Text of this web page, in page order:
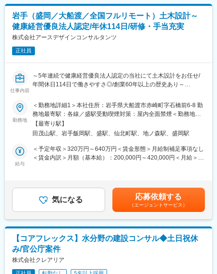
やりがいの大きな仕事になります。
■働き方：
全国出張が多い仕事だからこそきちんと働き方改革を実施し、残
業時間は月平均20H程度に抑えています。現場部門においては、
各現場への事務員常駐と繁忙期の人員補強、交代での休暇取得な
どを行っています。現場部門以外では、書類の簡略化、3Dスキャ
ナー計測の活用、業務の外注化、部門横断業務の平準化などを行
っています。
【全国的に有名な橋梁の完成に欠かせないやりがいのある仕事】
自身が計画や設計から携わり完成まで至った施工物が誰もが知る
ような橋梁になることには大きなやりがいを感じることができま
す。本職の仕事なくしては、横浜ベイブリッジもレインボーブリ
【高い業界シェアを誇る同社の安定した経営基盤】
地位を確固たるものとしています。橋梁業界としても全盛期と比
べると縮小傾向にあるものの、2012年の震災復興需要により大き
く好転しています。
変更の範囲：会社の定める業務
岩手（盛岡／大船渡／全国フルリモート）土木設計～
健康経営優良法人認定/年休114日/研修・手当充実
株式会社アースデザインコンサルタンツ
正社員
仕事内容
～5年連続で健康経営優良法人認定の当社にて土木設計をお任せ/
年間休日114日で働きやすさ◎/創業60年以上の歴史あり～
※本求人は盛岡・大船渡・全国リモートいずれかお選びいただけま
す※
■業務内容：
土木設計担当として、岩手県内の道路・河川・橋梁の設計業務を
行います
・官公庁（国・県・市町村）発注業務に対しての土木設計が主と
■教育体制：技術研修、安全教育研修、社員教育研修受講を受講
し、知見を深めていただきます。また、資格取得支援も行ってい
・残業は15～20時間、年間休日は114日で、仕事とプライベート
の両立が可能です。
・「働き方改革」や「健康経営」を推進しています。
・2018年は、岩手県から「働き方改革モデル企業」に選定され、
1年間講師を招き、働き方改革を実行してきました。2019年から
勤務地
＜勤務地詳細1＞本社住所：岩手県大船渡市赤崎町字石橋前6-8 勤
務地最寄駅：各線／盛駅受動喫煙対策：屋内全面禁煙＜勤務地詳
細2＞盛岡支店住所：岩手県盛岡市門2-9-40 勤務地最寄駅：JR東
北本線／岩手飯岡駅受動喫煙対策：屋内全面禁煙＜勤務地詳細3＞
策：その他（リモート勤務）変更の範囲：会社の定める事業所
（リモートワーク含む）
【最寄り駅】
田茂山駅、岩手飯岡駅、盛駅、仙北町駅、地ノ森駅、盛岡駅
給与
＜予定年収＞320万円～640万円＜賃金形態＞月給制補足事項なし
＜賃金内訳＞月額（基本給）：200,000円～420,000円＜月給＞
可能性があります。月給(月額)は固定手当を含めた表記です。
気になる 応募依頼する
（エージェントサービス）
【コアフレックス】水分野の建設コンサル◆土日祝休
み/官公庁案件
株式会社クレアリア